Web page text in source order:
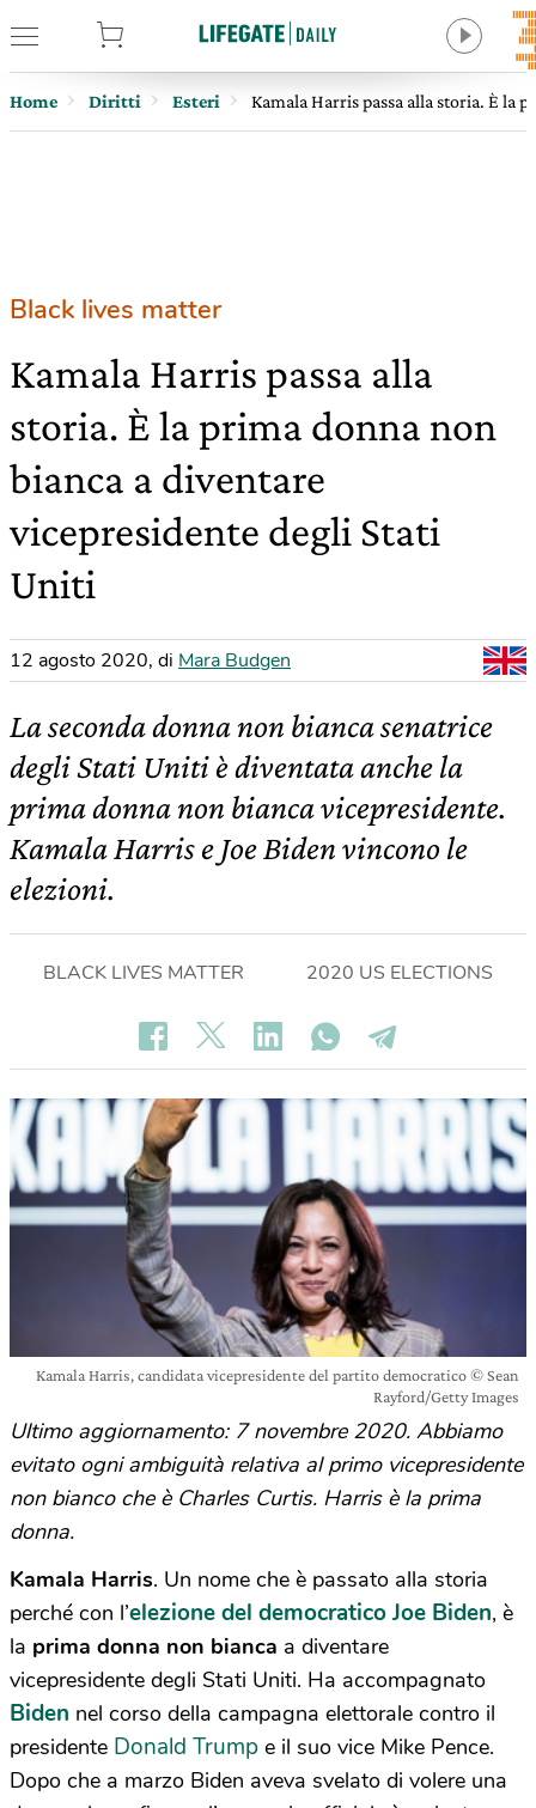
Home Diritti Esteri Kamala Harris passa alla storia. È la
Black lives matter
Kamala Harris passa alla
storia. È la prima donna non
bianca a diventare
vicepresidente degli Stati
Uniti
12 agosto 2020, di Mara Budgen
La seconda donna non bianca senatrice
degli Stati Uniti è diventata anche la
prima donna non bianca vicepresidente.
Kamala Harris e Joe Biden vincono le
elezioni.
BLACK LIVES MATTER 2020 US ELECTIONS
Kamala Harris, candidata vicepresidente del partito democratico © Sean
Rayford/Getty Images
Ultimo aggiornamento: 7 novembre 2020. Abbiamo
evitato ogni ambiguità relativa al primo vicepresidente
non bianco che è Charles Curtis. Harris è la prima
donna.
Kamala Harris. Un nome che è passato alla storia
perché con l’elezione del democratico Joe Biden, è
la prima donna non bianca a diventare
vicepresidente degli Stati Uniti. Ha accompagnato
Biden nel corso della campagna elettorale contro il
presidente Donald Trump e il suo vice Mike Pence.
Dopo che a marzo Biden aveva svelato di volere una